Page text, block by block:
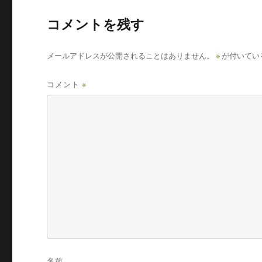
コメントを残す
メールアドレスが公開されることはありません。 ※ が付いて
コメント※